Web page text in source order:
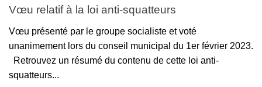
Vœu relatif à la loi anti-squatteurs
Vœu présenté par le groupe socialiste et voté
unanimement lors du conseil municipal du 1er février 2023.
Retrouvez un résumé du contenu de cette loi anti-
squatteurs...